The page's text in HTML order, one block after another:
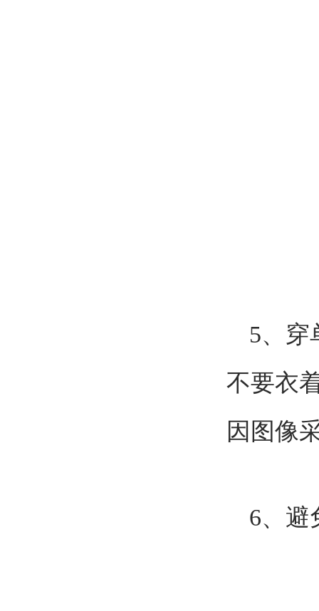
5、穿
不要衣
因图像
6、避